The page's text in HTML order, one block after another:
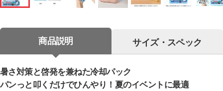
商品説明 サイズ・スペック
暑さ対策と啓発を兼ねた冷却パック
パンっと叩くだけでひんやり！夏のイベントに最適